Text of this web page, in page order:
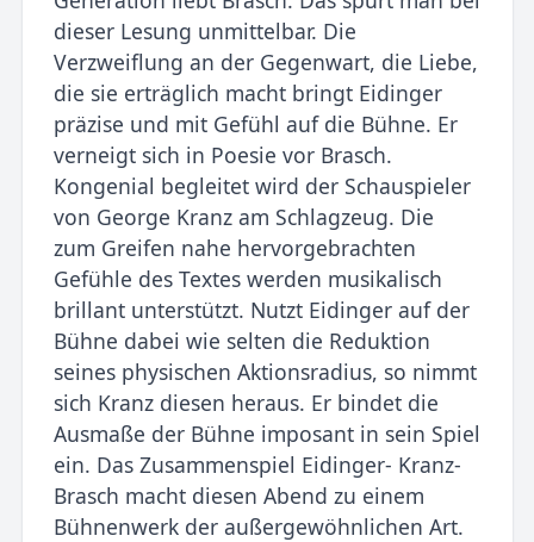
dieser Lesung unmittelbar. Die
Verzweiflung an der Gegenwart, die Liebe,
die sie erträglich macht bringt Eidinger
präzise und mit Gefühl auf die Bühne. Er
verneigt sich in Poesie vor Brasch.
Kongenial begleitet wird der Schauspieler
von George Kranz am Schlagzeug. Die
zum Greifen nahe hervorgebrachten
Gefühle des Textes werden musikalisch
brillant unterstützt. Nutzt Eidinger auf der
Bühne dabei wie selten die Reduktion
seines physischen Aktionsradius, so nimmt
sich Kranz diesen heraus. Er bindet die
Ausmaße der Bühne imposant in sein Spiel
ein. Das Zusammenspiel Eidinger- Kranz-
Brasch macht diesen Abend zu einem
Bühnenwerk der außergewöhnlichen Art.